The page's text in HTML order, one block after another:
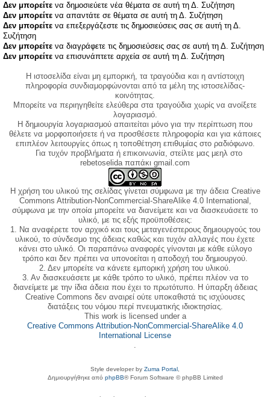
Δεν μπορείτε να δημοσιεύετε νέα θέματα σε αυτή τη Δ. Συζήτηση
Δεν μπορείτε να απαντάτε σε θέματα σε αυτή τη Δ. Συζήτηση
Δεν μπορείτε να επεξεργάζεστε τις δημοσιεύσεις σας σε αυτή τη Δ.
Συζήτηση
Δεν μπορείτε να διαγράφετε τις δημοσιεύσεις σας σε αυτή τη Δ. Συζήτηση
Δεν μπορείτε να επισυνάπτετε αρχεία σε αυτή τη Δ. Συζήτηση
Η ιστοσελίδα είναι μη εμπορική, τα τραγούδια και η αντίστοιχη
πληροφορία συνδιαμορφώνονται από τα μέλη της ιστοσελίδας-
κοινότητας.
Μπορείτε να περιηγηθείτε ελεύθερα στα τραγούδια χωρίς να ανοίξετε
λογαριασμό.
Η δημιουργία λογαριασμού απαιτείται μόνο για την περίπτωση που
θέλετε να μορφοποιήσετε ή να προσθέσετε πληροφορία και για κάποιες
επιπλέον λειτουργίες όπως η τοποθέτηση επιθυμίας στο ραδιόφωνο.
Για τυχόν προβλήματα ή επικοινωνία, στείλτε μας μεηλ στο
rebetoselida παπάκι gmail.com
Η χρήση του υλικού της σελίδας γίνεται σύμφωνα με την άδεια Creative
Commons Attribution-NonCommercial-ShareAlike 4.0 International,
σύμφωνα με την οποία μπορείτε να διανείμετε και να διασκευάσετε το
υλικό, με τις εξής προϋποθέσεις:
1. Να αναφέρετε τον αρχικό και τους μεταγενέστερους δημιουργούς του
υλικού, το σύνδεσμο της άδειας καθώς και τυχόν αλλαγές που έχετε
κάνει στο υλικό. Οι παραπάνω αναφορές γίνονται με κάθε εύλογο
τρόπο και δεν πρέπει να υπονοείται η αποδοχή του δημιουργού.
2. Δεν μπορείτε να κάνετε εμπορική χρήση του υλικού.
3. Αν διασκευάσετε με κάθε τρόπο το υλικό, πρέπει πλέον να το
διανείμετε με την ίδια άδεια που έχει το πρωτότυπο. Η ύπαρξη άδειας
Creative Commons δεν αναιρεί ούτε υποκαθιστά τις ισχύουσες
διατάξεις του νόμου περί πνευματικής ιδιοκτησίας.
This work is licensed under a
Creative Commons Attribution-NonCommercial-ShareAlike 4.0
International License
Style developer by Zuma Portal,
Δημιουργήθηκε από phpBB® Forum Software © phpBB Limited